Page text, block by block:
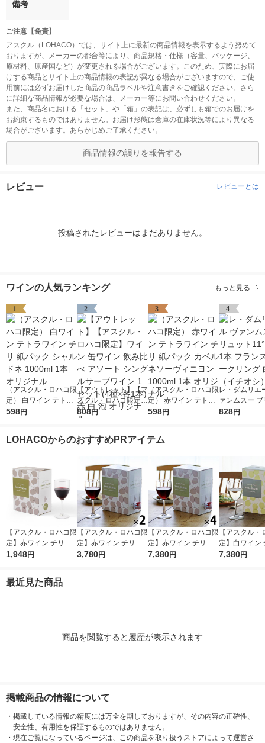
備考
ご注意【免責】
アスクル（LOHACO）では、サイト上に最新の商品情報を表示するよう努めて
おりますが、メーカーの都合等により、商品規格・仕様（容量、パッケージ、
原材料、原産国など）が変更される場合がございます。このため、実際にお届
けする商品とサイト上の商品情報の表記が異なる場合がございますので、ご使
用前には必ずお届けした商品の商品ラベルや注意書きをご確認ください。さら
に詳細な商品情報が必要な場合は、メーカー等にお問い合わせください。
また、商品名における「セット」や「箱」の表記は、必ずしも箱でのお届けを
お約束するものではありません。お届け形態は倉庫の在庫状況等により異なる
場合がございます。あらかじめご了承ください。
商品情報の誤りを報告する
レビュー レビューとは
投稿されたレビューはまだありません。
ワインの人気ランキング もっと見る
1
（アスクル・ロハコ限
定） 白ワイン テトラ
ワイン チリ 紙パック
598円
2
【アウトレット】【ア
スクル・ロハコ限定】
ワイン 缶ワイン 飲み
ト(4種×各1本) 赤 白
808円
3
（アスクル・ロハコ限
定） 赤ワイン テトラ
ワイン チリ 紙パック
ナル
598円
4
レ・ダムリエ
ァンムスー
ト11°750ml 1
828円
LOHACOからのおすすめPRアイテム
【アスクル・ロハコ限
定】赤ワイン チリ サ
ンタ レジーナ BIB カ
オリジナル
1,948円
【アスクル・ロハコ限
定】赤ワイン チリ サ
ンタ レジーナ BIB カ
3,780円
【アスクル・ロハコ限
定】赤ワイン チリ サ
ンタ レジーナ BIB カ
7,380円
【アスクル・
定】白ワイン
ンタ レジーナ
7,380円
最近見た商品
商品を閲覧すると履歴が表示されます
掲載商品の情報について
・ 掲載している情報の精度には万全を期しておりますが、その内容の正確性、
安全性、有用性を保証するものではありません。
・ 現在ご覧になっているページは、この商品を取り扱うストアによって運営さ